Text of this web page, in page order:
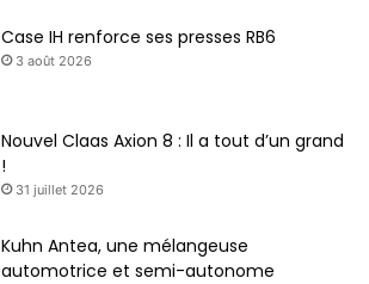
Case IH renforce ses presses RB6
3 août 2026
Nouvel Claas Axion 8 : Il a tout d’un grand
!
31 juillet 2026
Kuhn Antea, une mélangeuse
automotrice et semi-autonome